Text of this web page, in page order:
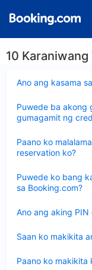
10 Karaniwang
Ano ang kasama
ang
Puwede ba akong
gumagamit ng
ang
sagot
Paano ko
reservation ko?
ang
sagot
Puwede ko bang
sa Booking.com?
ang
sagot
Ano ang aking
ang
Saan ko makikita
ang
Paano ko makikita
ang